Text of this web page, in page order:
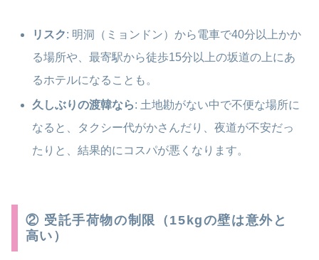
リスク: 明洞（ミョンドン）から電車で40分以上かか
る場所や、最寄駅から徒歩15分以上の坂道の上にあ
るホテルになることも。
久しぶりの渡韓なら: 土地勘がない中で不便な場所に
なると、タクシー代がかさんだり、夜道が不安だっ
たりと、結果的にコスパが悪くなります。
② 受託手荷物の制限（15kgの壁は意外と
高い）